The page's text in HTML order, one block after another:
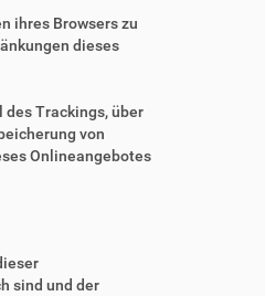
ihres Browsers zu
dieses
des Trackings, über
von
Onlineangebotes
sind und der